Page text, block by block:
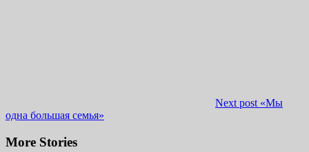
Next post «Мы
одна большая семья»
More Stories